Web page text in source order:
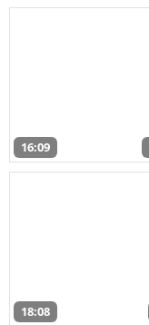
16:09
18:08